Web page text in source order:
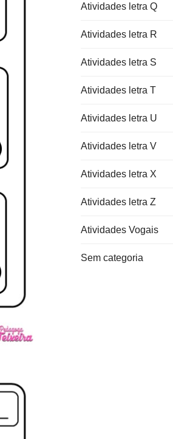
Atividades letra Q
Atividades letra R
Atividades letra S
Atividades letra T
Atividades letra U
Atividades letra V
Atividades letra X
Atividades letra Z
Atividades Vogais
Sem categoria